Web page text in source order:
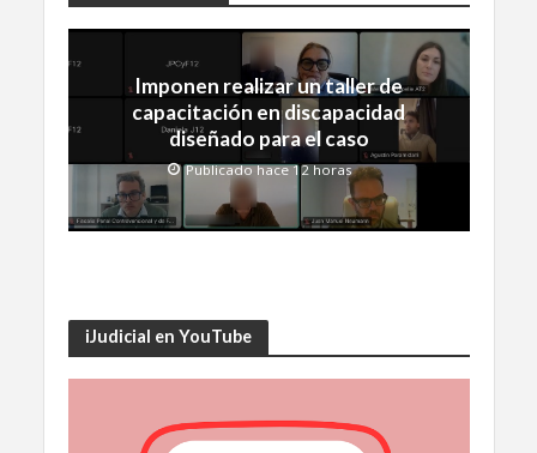
Imponen realizar un taller de
capacitación en discapacidad
diseñado para el caso
Publicado hace 12 horas
iJudicial en YouTube